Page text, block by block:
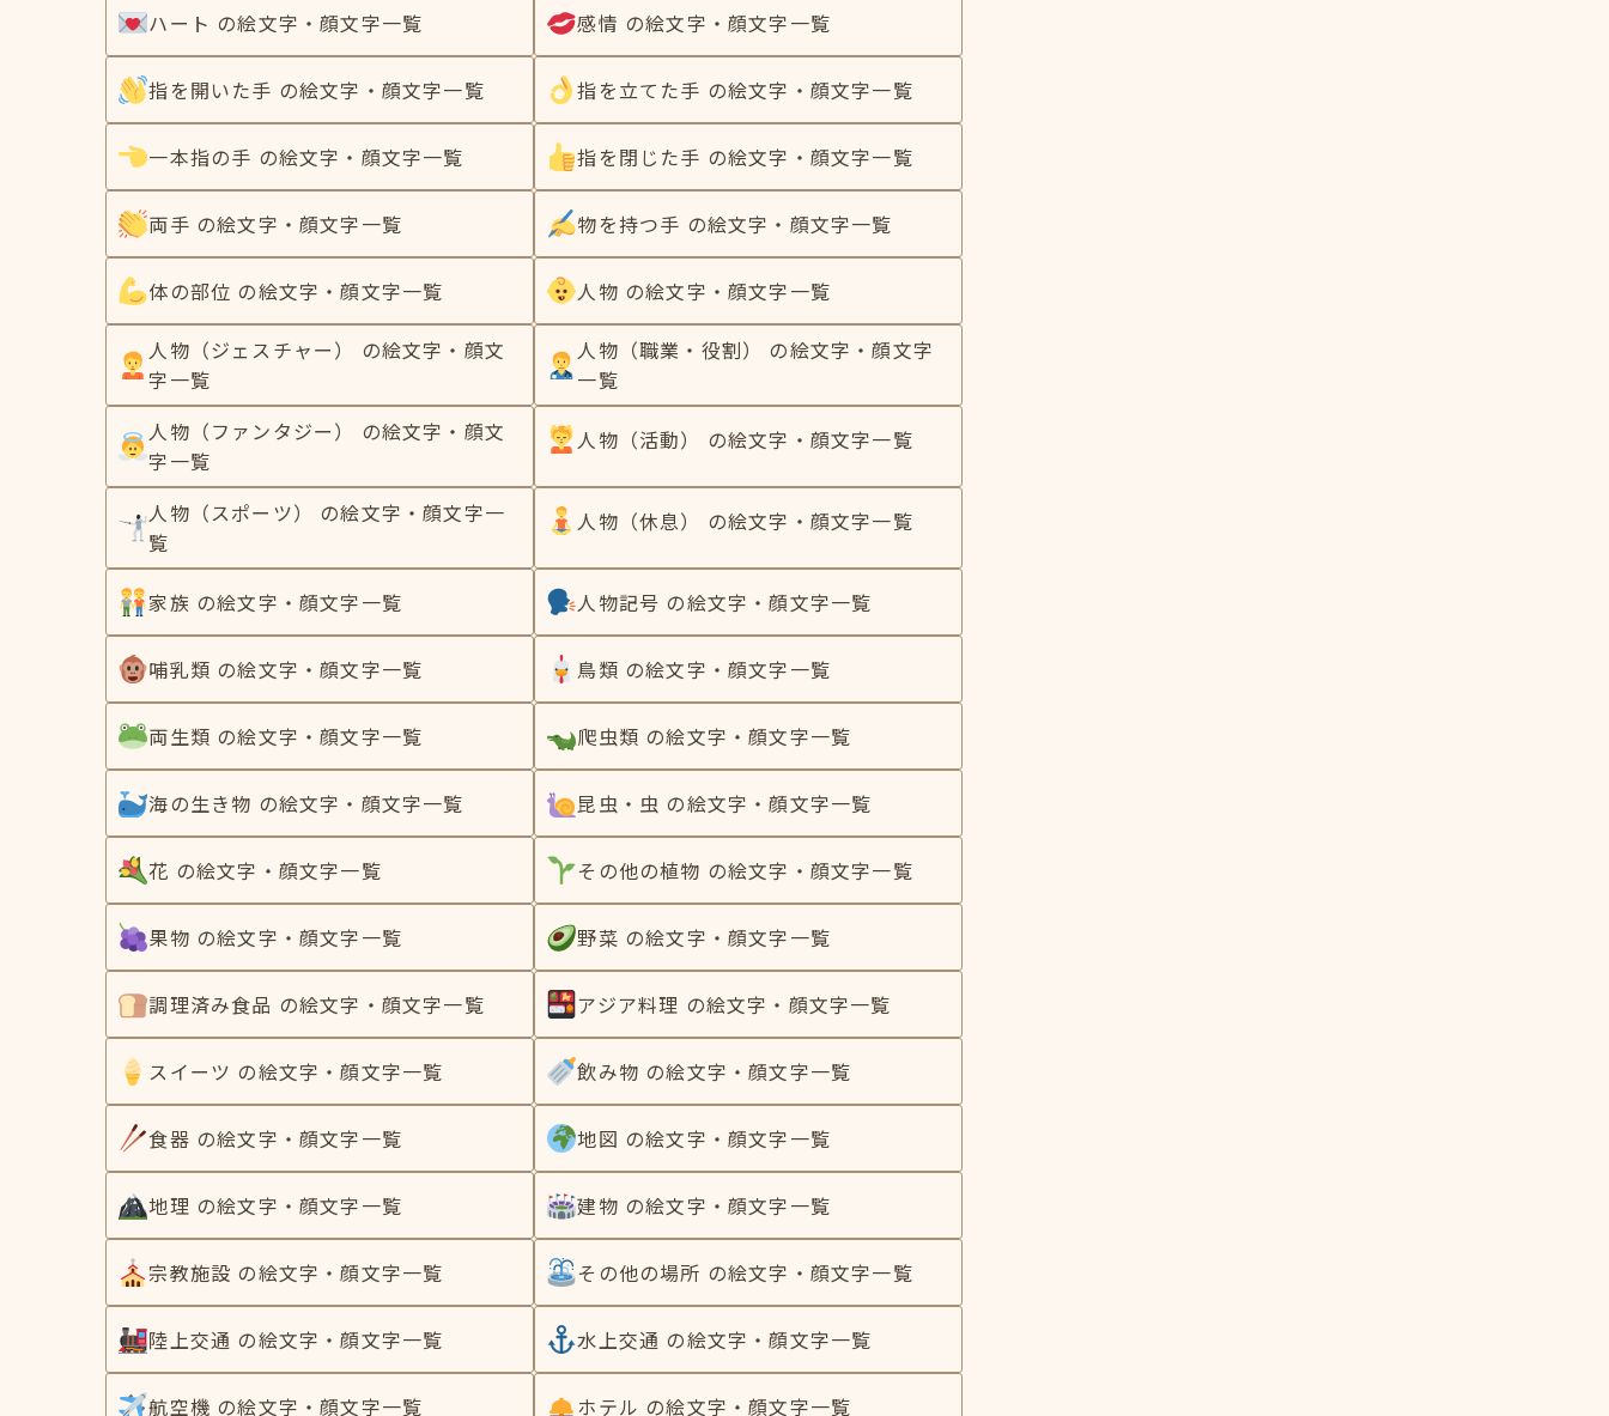
ハート の絵文字・顔文字一覧 感情 の絵文字・顔文字一覧
指を開いた手 の絵文字・顔文字一覧 指を立てた手 の絵文字・顔文字一覧
一本指の手 の絵文字・顔文字一覧 指を閉じた手 の絵文字・顔文字一覧
両手 の絵文字・顔文字一覧 物を持つ手 の絵文字・顔文字一覧
体の部位 の絵文字・顔文字一覧 人物 の絵文字・顔文字一覧
人物（ジェスチャー） の絵文字・顔文
字一覧
人物（職業・役割） の絵文字・顔文字
一覧
人物（ファンタジー） の絵文字・顔文
字一覧
人物（活動） の絵文字・顔文字一覧
人物（スポーツ） の絵文字・顔文字一
覧
人物（休息） の絵文字・顔文字一覧
家族 の絵文字・顔文字一覧 人物記号 の絵文字・顔文字一覧
哺乳類 の絵文字・顔文字一覧 鳥類 の絵文字・顔文字一覧
両生類 の絵文字・顔文字一覧 爬虫類 の絵文字・顔文字一覧
海の生き物 の絵文字・顔文字一覧 昆虫・虫 の絵文字・顔文字一覧
花 の絵文字・顔文字一覧 その他の植物 の絵文字・顔文字一覧
果物 の絵文字・顔文字一覧 野菜 の絵文字・顔文字一覧
調理済み食品 の絵文字・顔文字一覧 アジア料理 の絵文字・顔文字一覧
スイーツ の絵文字・顔文字一覧 飲み物 の絵文字・顔文字一覧
食器 の絵文字・顔文字一覧 地図 の絵文字・顔文字一覧
地理 の絵文字・顔文字一覧 建物 の絵文字・顔文字一覧
宗教施設 の絵文字・顔文字一覧 その他の場所 の絵文字・顔文字一覧
陸上交通 の絵文字・顔文字一覧 水上交通 の絵文字・顔文字一覧
航空機 の絵文字・顔文字一覧 ホテル の絵文字・顔文字一覧